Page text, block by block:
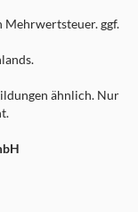
Mehrwertsteuer. ggf.
ähnlich. Nur